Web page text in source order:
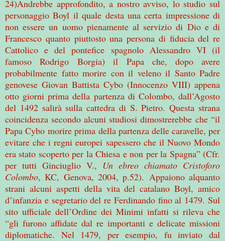
24)Andrebbe approfondito, a nostro avviso, lo studio sul
personaggio Boyl il quale desta una certa impressione di
non essere un uomo pienamente al servizio di Dio e di
Francesco quanto piuttosto una persona di fiducia del re
Cattolico e del pontefice spagnolo Alessandro VI (il
famoso Rodrigo Borgia) il Papa che, dopo avere
probabilmente fatto morire con il veleno il Santo Padre
genovese Giovan Battista Cybo (Innocenzo VIII) appena
otto giorni prima della partenza di Colombo, dall’Agosto
del 1492 salirà sulla cattedra di S. Pietro. Questa strana
coincidenza secondo alcuni studiosi dimostrerebbe che “il
Papa Cybo morire prima della partenza delle caravelle, per
evitare che i regni europei sapessero che il Nuovo Mondo
era stato scoperto per la Chiesa e non per la Spagna” (Cfr.
per tutti Ginciuglio V., Un ebreo chiamato Cristoforo
Colombo, KC, Genova, 2004, p.52). Appaiono alquanto
strani alcuni aspetti della vita del catalano Boyl, amico
d’infanzia e segretario del re Ferdinando fino al 1479. Sul
sito ufficiale dell’Ordine dei Minimi infatti si rileva che
“gli furono affidate dal re importanti e delicate missioni
diplomatiche. Nel 1479, per esempio, fu inviato dal